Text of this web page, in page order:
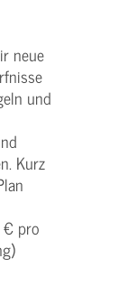
neue
und
Kurz
pro